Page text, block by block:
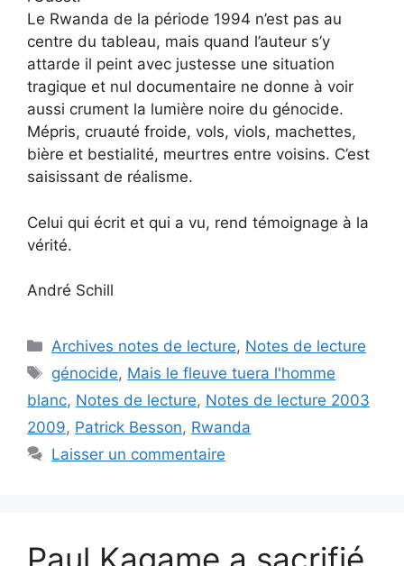
Le Rwanda de la période 1994 n’est pas au
centre du tableau, mais quand l’auteur s’y
attarde il peint avec justesse une situation
tragique et nul documentaire ne donne à voir
aussi crument la lumière noire du génocide.
Mépris, cruauté froide, vols, viols, machettes,
bière et bestialité, meurtres entre voisins. C’est
saisissant de réalisme.
Celui qui écrit et qui a vu, rend témoignage à la
vérité.
André Schill
Catégories
Archives notes de lecture, Notes de lecture
Étiquettes
génocide, Mais le fleuve tuera l'homme
blanc, Notes de lecture, Notes de lecture 2003
2009, Patrick Besson, Rwanda
Laisser un commentaire